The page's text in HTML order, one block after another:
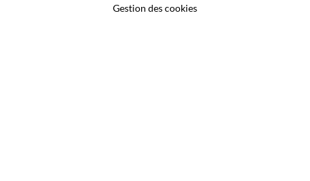
Gestion des cookies